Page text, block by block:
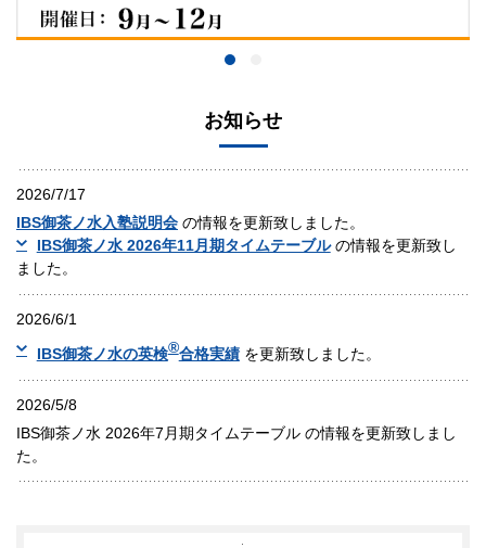
お知らせ
2026/7/17
IBS御茶ノ水入塾説明会 の情報を更新致しました。
IBS御茶ノ水 2026年11月期タイムテーブルの情報を更新致し
ました。
2026/6/1
IBS御茶ノ水の英検®合格実績を更新致しました。
2026/5/8
IBS御茶ノ水 2026年7月期タイムテーブル の情報を更新致しまし
た。